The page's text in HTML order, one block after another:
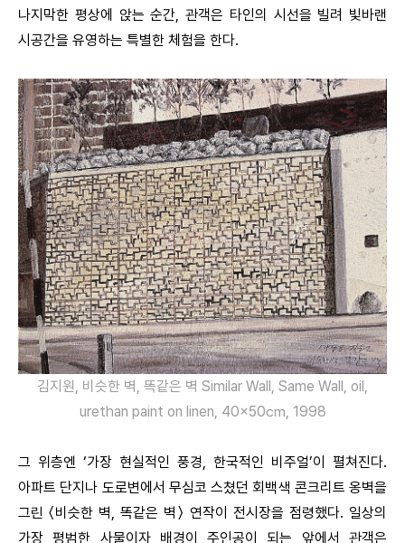
나지막한 평상에 앉는 순간, 관객은 타인의 시선을 빌려 빛바랜
시공간을 유영하는 특별한 체험을 한다.
김지원, 비슷한 벽, 똑같은 벽 Similar Wall, Same Wall, oil,
urethan paint on linen, 40×50㎝, 1998
그 위층엔 ‘가장 현실적인 풍경, 한국적인 비주얼’이 펼쳐진다.
아파트 단지나 도로변에서 무심코 스쳤던 회백색 콘크리트 옹벽을
그린 〈비슷한 벽, 똑같은 벽〉 연작이 전시장을 점령했다. 일상의
가장 평범한 사물이자 배경이 주인공이 되는 앞에서 관객은